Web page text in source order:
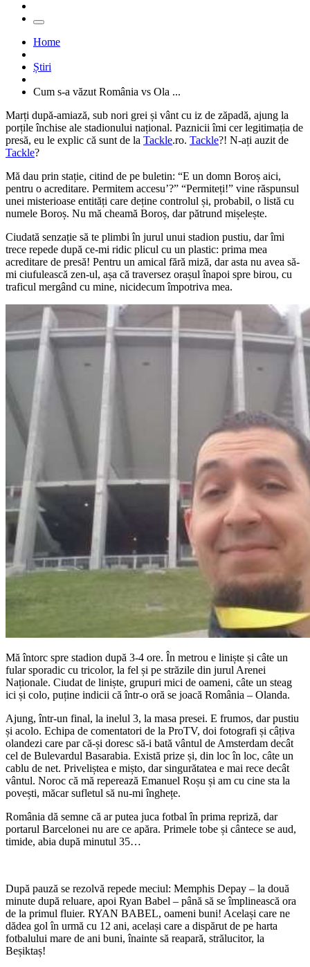
Home
Știri
Cum s-a văzut România vs Ola ...
Marți după-amiază, sub nori grei și vânt cu iz de zăpadă, ajung la
porțile închise ale stadionului național. Paznicii îmi cer legitimația de
presă, eu le explic că sunt de la Tackle.ro. Tackle?! N-ați auzit de
Tackle?
Mă dau prin stație, citind de pe buletin: “E un domn Boroș aici,
pentru o acreditare. Permitem accesu’?” “Permiteți!” vine răspunsul
unei misterioase entități care deține controlul și, probabil, o listă cu
numele Boroș. Nu mă cheamă Boroș, dar pătrund mișelește.
Ciudată senzație să te plimbi în jurul unui stadion pustiu, dar îmi
trece repede după ce-mi ridic plicul cu un plastic: prima mea
acreditare de presă! Pentru un amical fără miză, dar asta nu avea să-
mi ciufulească zen-ul, așa că traversez orașul înapoi spre birou, cu
traficul mergând cu mine, nicidecum împotriva mea.
Mă întorc spre stadion după 3-4 ore. În metrou e liniște și câte un
fular sporadic cu tricolor, la fel și pe străzile din jurul Arenei
Naționale. Ciudat de liniște, grupuri mici de oameni, câte un steag
ici și colo, puține indicii că într-o oră se joacă România – Olanda.
Ajung, într-un final, la inelul 3, la masa presei. E frumos, dar pustiu
și acolo. Echipa de comentatori de la ProTV, doi fotografi și câțiva
olandezi care par că-și doresc să-i bată vântul de Amsterdam decât
cel de Bulevardul Basarabia. Există prize și, din loc în loc, câte un
cablu de net. Priveliștea e mișto, dar singurătatea e mai rece decât
vântul. Noroc că mă reperează Emanuel Roșu și am cu cine sta la
povești, măcar sufletul să nu-mi înghețe.
România dă semne că ar putea juca fotbal în prima repriză, dar
portarul Barcelonei nu are ce apăra. Primele tobe și cântece se aud,
timide, abia după minutul 35…
După pauză se rezolvă repede meciul: Memphis Depay – la două
minute după reluare, apoi Ryan Babel – până să se împlinească ora
de la primul fluier. RYAN BABEL, oameni buni! Același care ne
dădea gol în urmă cu 12 ani, același care a dispărut de pe harta
fotbalului mare de ani buni, înainte să reapară, strălucitor, la
Beșiktaș!